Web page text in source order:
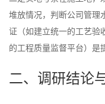
堆放情况，判断公司管理
证（如建立统一的工艺验
的工程质量监督平台）是
二、调研结论